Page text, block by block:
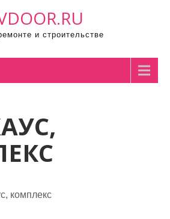
и строительстве
комплекс